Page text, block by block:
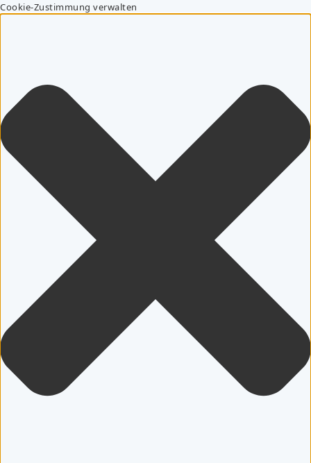
Cookie-Zustimmung verwalten